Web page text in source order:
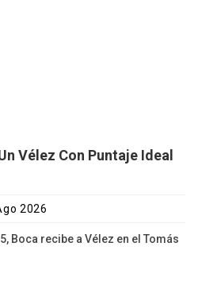
Vélez Con Puntaje Ideal
2026
Boca recibe a Vélez en el Tomás